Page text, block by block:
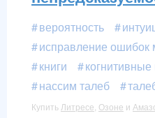
вероятность
исправление
книги
нассим талеб
Купить Литресе Озоне и